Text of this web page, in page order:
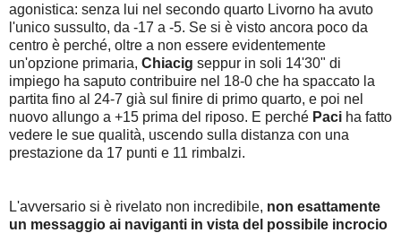
agonistica: senza lui nel secondo quarto Livorno ha avuto
l'unico sussulto, da -17 a -5. Se si è visto ancora poco da
centro è perché, oltre a non essere evidentemente
un'opzione primaria, Chiacig seppur in soli 14'30" di
impiego ha saputo contribuire nel 18-0 che ha spaccato la
partita fino al 24-7 già sul finire di primo quarto, e poi nel
nuovo allungo a +15 prima del riposo. E perché Paci ha fatto
vedere le sue qualità, uscendo sulla distanza con una
prestazione da 17 punti e 11 rimbalzi.
L'avversario si è rivelato non incredibile, non esattamente
un messaggio ai naviganti in vista del possibile incrocio